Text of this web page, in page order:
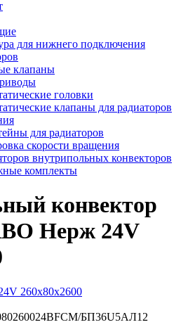
для нижнего подключения
клапаны
головки
клапаны для радиаторов
для радиаторов
скорости вращения
внутрипольных конвекторов
комплекты
конвектор
Нерж 24V
БП36U5АЛ12